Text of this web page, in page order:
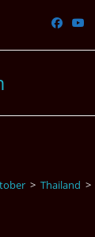
> Thailand >